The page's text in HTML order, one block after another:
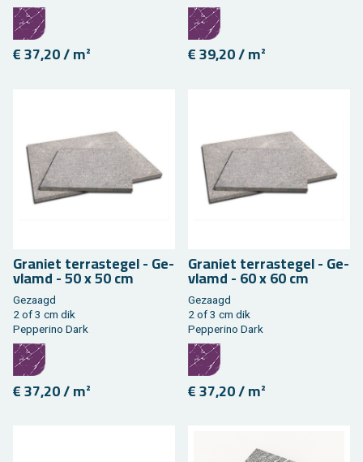
€ 37,20 / m² € 39,20 / m²
Gra­niet ter­ras­te­gel - Ge­
vlamd - 50 x 50 cm
Ge­zaagd
2 of 3 cm dik
Pep­pe­ri­no Dark
€ 37,20 / m²
Gra­niet ter­ras­te­gel - Ge­
vlamd - 60 x 60 cm
Ge­zaagd
2 of 3 cm dik
Pep­pe­ri­no Dark
€ 37,20 / m²